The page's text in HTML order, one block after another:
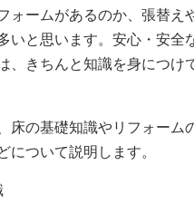
ォームがあるのか、張替え
いと思います。安心・安全
、きちんと知識を身につけ
床の基礎知識やリフォーム
について説明します。